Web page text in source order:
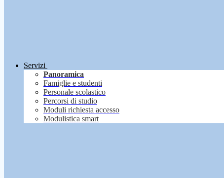
Servizi
Panoramica
Famiglie e studenti
Personale scolastico
Percorsi di studio
Moduli richiesta accesso
Modulistica smart